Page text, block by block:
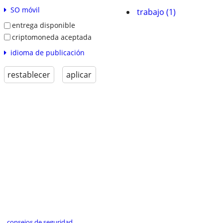
SO móvil
entrega disponible
criptomoneda aceptada
idioma de publicación
restablecer aplicar
trabajo (1)